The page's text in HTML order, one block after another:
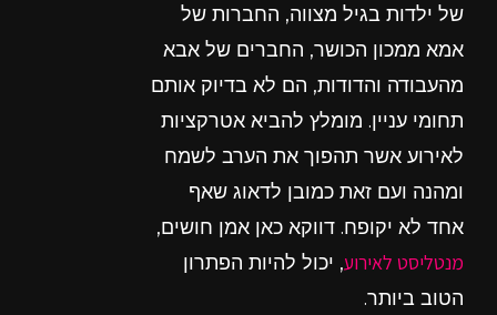
של ילדות בגיל מצווה, החברות של
אמא ממכון הכושר, החברים של אבא
מהעבודה והדודות, הם לא בדיוק אותם
תחומי עניין. מומלץ להביא אטרקציות
לאירוע אשר תהפוך את הערב לשמח
ומהנה ועם זאת כמובן לדאוג שאף
אחד לא יקופח. דווקא כאן אמן חושים,
מנטליסט לאירוע, יכול להיות הפתרון
הטוב ביותר.